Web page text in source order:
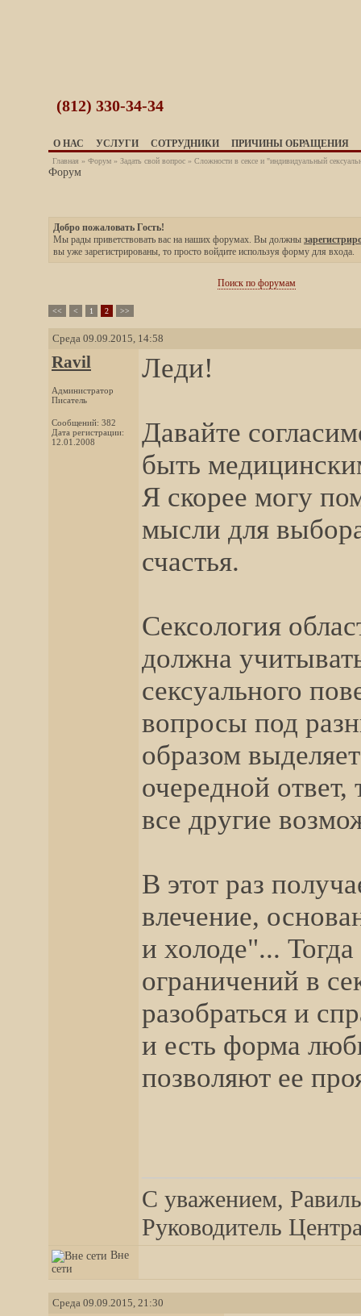
(812) 330-34-34
О НАС УСЛУГИ СОТРУДНИКИ ПРИЧИНЫ ОБРАЩЕНИЯ
Главная » Форум » Задать свой вопрос » Сложности в сексе и "индивидуальный
Форум
Добро пожаловать Гость!
Мы рады приветствовать вас на наших форумах. Вы должны
вы уже зарегистрированы, то просто войдите используя форму для входа.
Поиск по форумам
<< < 1 2 >>
Среда 09.09.2015, 14:58
Ravil
Администратор
Писатель
Сообщений: 382
Дата регистрации:
12.01.2008
Леди!
Давайте
быть
Я скорее могу
мысли для
счастья.
Сексология
должна
сексуального
вопросы под
образом
очередной ответ,
все другие
В этот раз
влечение,
и холоде"...
ограничений в
разобраться и
и есть форма
позволяют ее
С уважением,
Руководитель
Вне
сети
Среда 09.09.2015, 21:30